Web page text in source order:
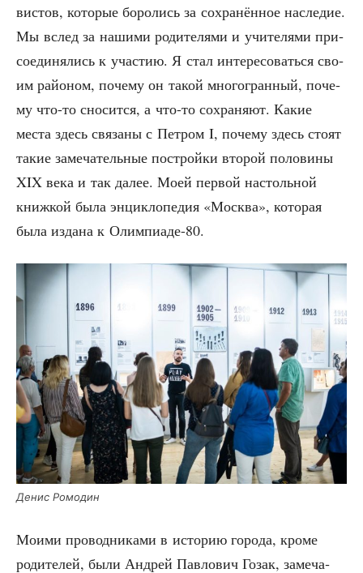
ви­стов, кото­рые боро­лись за сохра­нён­ное насле­дие.
Мы вслед за наши­ми роди­те­ля­ми и учи­те­ля­ми при­
со­еди­ня­лись к уча­стию. Я стал инте­ре­со­вать­ся сво­
им рай­о­ном, поче­му он такой мно­го­гран­ный, поче­
му что-то сно­сит­ся, а что-то сохра­ня­ют. Какие
места здесь свя­за­ны с Пет­ром I, поче­му здесь сто­ят
такие заме­ча­тель­ные построй­ки вто­рой поло­ви­ны
XIX века и так далее. Моей пер­вой настоль­ной
книж­кой была энцик­ло­пе­дия «Москва», кото­рая
была изда­на к Олимпиаде-80.
Денис Ромо­дин
Мои­ми про­вод­ни­ка­ми в исто­рию горо­да, кро­ме
роди­те­лей, были Андрей Пав­ло­вич Гозак, заме­ча­